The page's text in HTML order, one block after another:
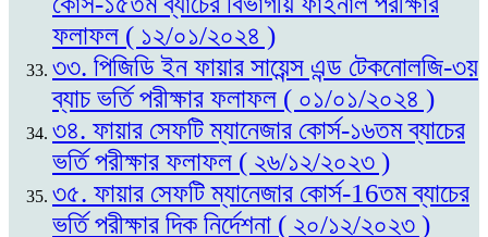
ফলাফল ( ১২/০১/২০২৪ )
৩৩. পিজিডি ইন ফায়ার সায়েন্স এন্ড টেকনোলজি-৩য়
ব্যাচ ভর্তি পরীক্ষার ফলাফল ( ০১/০১/২০২৪ )
৩৪. ফায়ার সেফটি ম্যানেজার কোর্স-১৬তম ব্যাচের
ভর্তি পরীক্ষার ফলাফল ( ২৬/১২/২০২৩ )
৩৫. ফায়ার সেফটি ম্যানেজার কোর্স-16তম ব্যাচের
ভর্তি পরীক্ষার দিক নির্দেশনা ( ২০/১২/২০২৩ )